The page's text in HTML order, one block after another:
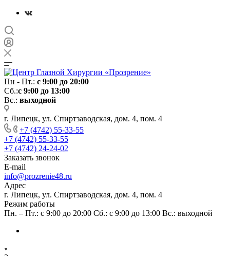
Пн - Пт.: с 9:00 до 20:00
Сб.:с 9:00 до 13:00
Вс.: выходной
г. Липецк, ул. Спиртзаводская, дом. 4, пом. 4
+7 (4742) 55-33-55
+7 (4742) 55-33-55
+7 (4742) 24-24-02
Заказать звонок
E-mail
info@prozrenie48.ru
Адрес
г. Липецк, ул. Спиртзаводская, дом. 4, пом. 4
Режим работы
Пн. – Пт.: с 9:00 до 20:00 Сб.: с 9:00 до 13:00 Вс.: выходной